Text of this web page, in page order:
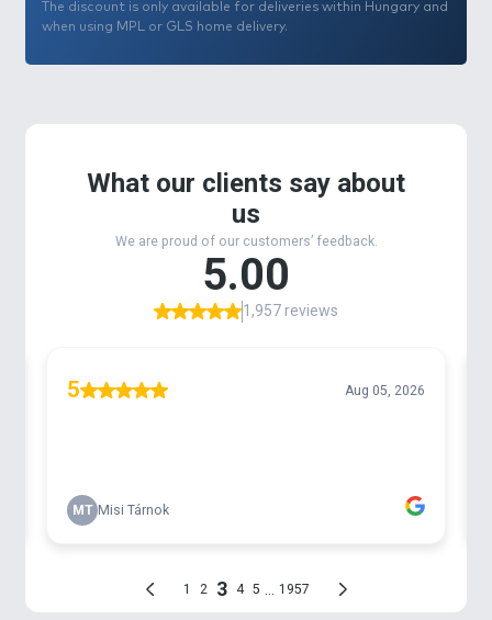
The discount is only available for deliveries within Hungary and
when using MPL or GLS home delivery.